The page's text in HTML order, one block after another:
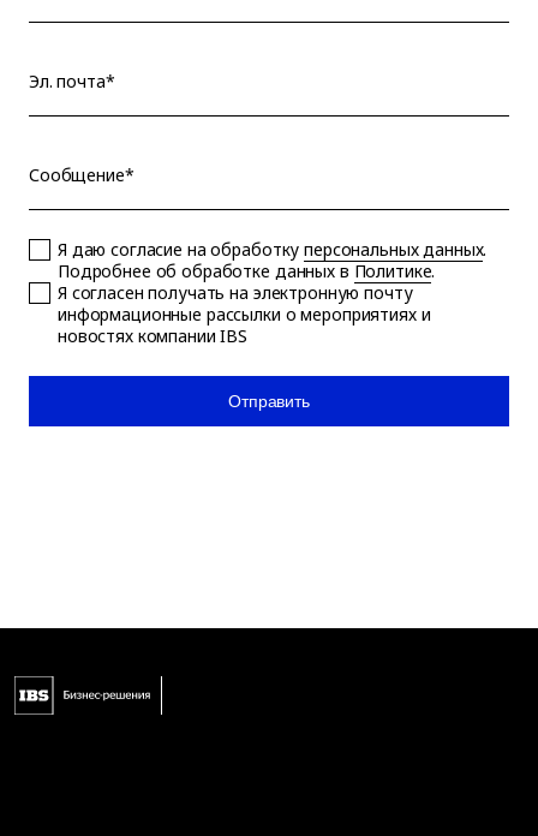
Эл. почта*
Сообщение*
Я даю согласие на обработкуперсональных данных.
Подробнее об обработке данных в Политике.
Я согласен получать на электронную почту
информационные рассылки о мероприятиях и
новостях компании IBS
Отправить